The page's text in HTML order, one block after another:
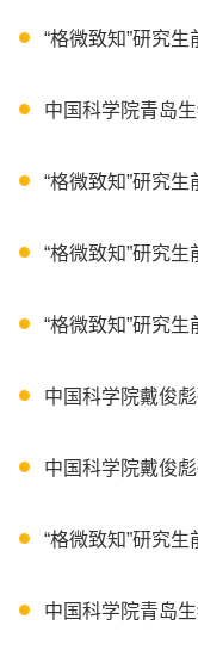
“格微致知”研究
中国科学院青岛生物能源与过程
“格微致知”研究
“格微致知”研究
“格微致知”研究
中国科学院戴俊彪研究
中国科学院戴俊彪研究
“格微致知”研究
中国科学院青岛生物能源与过程研